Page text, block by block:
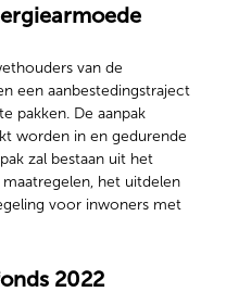
van de
een aanbestedingstraject
pakken. De aanpak
worden in en gedurende
zal bestaan uit het
het uitdelen
voor inwoners met
2022